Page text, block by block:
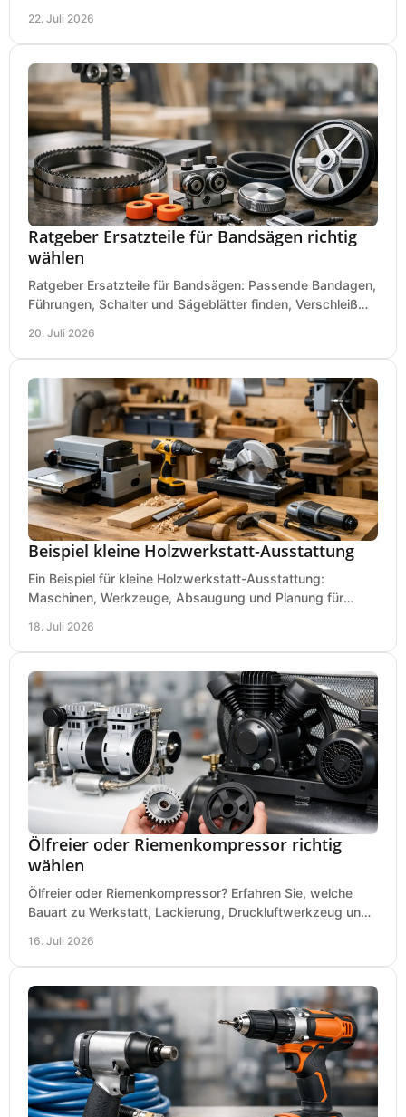
22. Juli 2026
Ratgeber Ersatzteile für Bandsägen richtig
wählen
Ratgeber Ersatzteile für Bandsägen: Passende Bandagen,
Führungen, Schalter und Sägeblätter finden, Verschleiß
20. Juli 2026
Beispiel kleine Holzwerkstatt-Ausstattung
Ein Beispiel für kleine Holzwerkstatt-Ausstattung:
Maschinen, Werkzeuge, Absaugung und Planung für
18. Juli 2026
Ölfreier oder Riemenkompressor richtig
wählen
Ölfreier oder Riemenkompressor? Erfahren Sie, welche
Bauart zu Werkstatt, Lackierung, Druckluftwerkzeug und
16. Juli 2026